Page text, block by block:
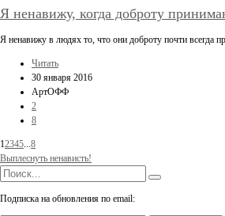
Я ненавижу, когда доброту
Я ненавижу в людях то, что они доброту почти всегда
Читать
30 января 2016
АртОФФ
2
8
12345
8
Выплеснуть ненависть!
Подписка на обновления по email: